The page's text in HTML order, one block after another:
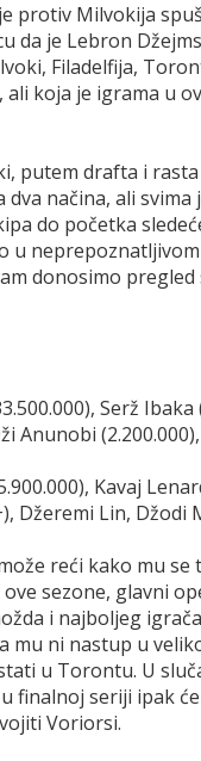
Milvokija
da je Lebron
Filadelfija,
koja je igrama u
putem drafta i
načina, ali
do početka
neprepoznatljivom
donosimo pregled
Serž Ibaka
Anunobi
Kavaj
Džeremi Lin, Džodi
reći kako mu
sezone, glavni
i najboljeg
mu ni nastup u
u Torontu. U
finalnoj seriji ipak
Voriorsi.